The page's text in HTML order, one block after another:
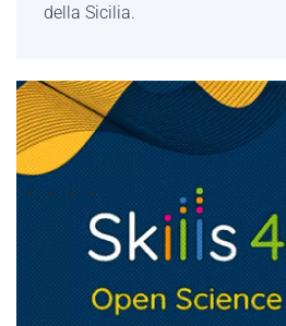
della Sicilia.